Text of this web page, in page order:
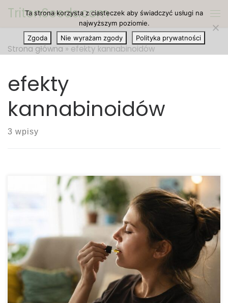
Przejdź do treści
TritonSeeds.com
Strona główna » efekty kannabinoidów
efekty
kannabinoidów
3 wpisy
THC a stres — czy działa? Stres jest nieodłącznym
elementem współczesnego życia. Występuje
zarówno podczas wykonywania codziennych
obowiązków, jak i w sytuacjach wyjątkowych,
wymagających szybkiego podejmowania decyzji
lub radzenia sobie z silnymi emocjami. Organizm
człowieka wykształcił mechanizmy pozwalające
reagować na […]
Ta strona korzysta z ciasteczek aby świadczyć usługi na
najwyższym poziomie.
Zgoda
Nie wyrażam zgody Polityka prywatności